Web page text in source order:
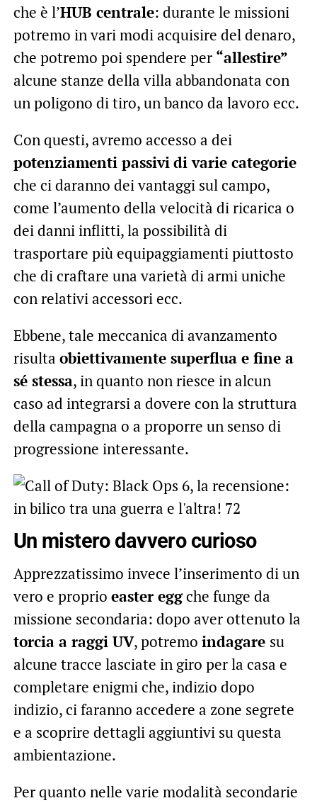
che è l’HUB centrale: durante le missioni
potremo in vari modi acquisire del denaro,
che potremo poi spendere per “allestire”
alcune stanze della villa abbandonata con
un poligono di tiro, un banco da lavoro ecc.
Con questi, avremo accesso a dei
potenziamenti passivi di varie categorie
che ci daranno dei vantaggi sul campo,
come l’aumento della velocità di ricarica o
dei danni inflitti, la possibilità di
trasportare più equipaggiamenti piuttosto
che di craftare una varietà di armi uniche
con relativi accessori ecc.
Ebbene, tale meccanica di avanzamento
risulta obiettivamente superflua e fine a
sé stessa, in quanto non riesce in alcun
caso ad integrarsi a dovere con la struttura
della campagna o a proporre un senso di
progressione interessante.
Un mistero davvero curioso
Apprezzatissimo invece l’inserimento di un
vero e proprio easter eggche funge da
missione secondaria: dopo aver ottenuto la
torcia a raggi UV, potremo indagare su
alcune tracce lasciate in giro per la casa e
completare enigmi che, indizio dopo
indizio, ci faranno accedere a zone segrete
e a scoprire dettagli aggiuntivi su questa
ambientazione.
Per quanto nelle varie modalità secondarie